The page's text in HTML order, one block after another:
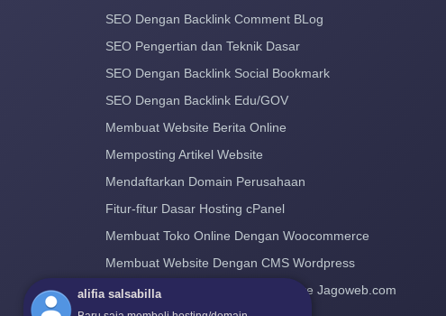
SEO Dengan Backlink Comment BLog
SEO Pengertian dan Teknik Dasar
SEO Dengan Backlink Social Bookmark
SEO Dengan Backlink Edu/GOV
Membuat Website Berita Online
Memposting Artikel Website
Mendaftarkan Domain Perusahaan
Fitur-fitur Dasar Hosting cPanel
Membuat Toko Online Dengan Woocommerce
Membuat Website Dengan CMS Wordpress
Cara Pindah Hosting dan Domain ke Jagoweb.com
alifia salsabilla